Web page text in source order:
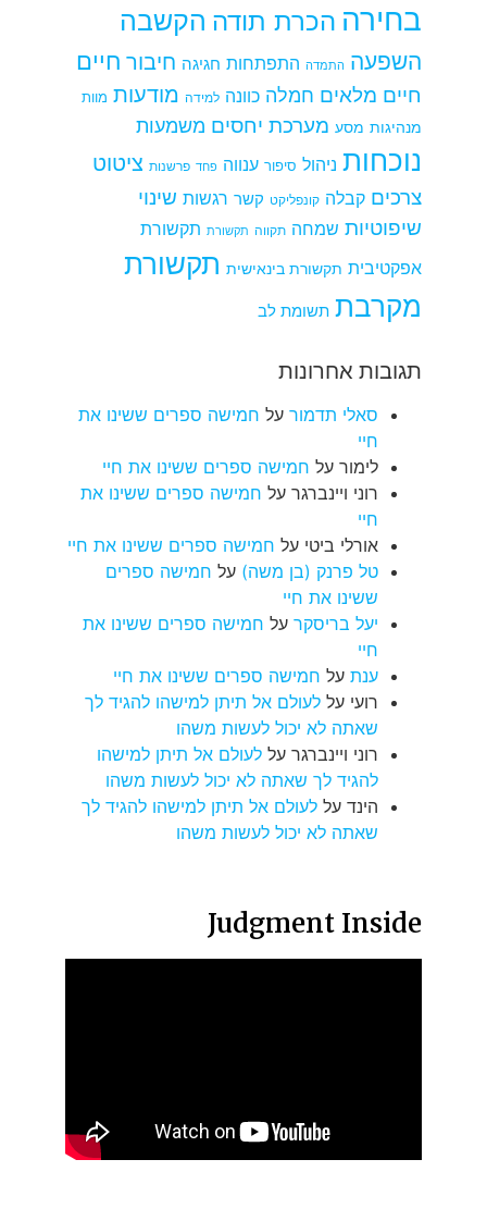
בחירה הכרת תודה הקשבה
השפעה התמדה התפתחות חגיגה חיבור חיים
חיים מלאים חמלה כוונה למידה מודעות מוות
מנהיגות מסע מערכת יחסים משמעות
נוכחות ניהול סיפור ענווה פחד פרשנות ציטוט
צרכים קבלה קונפליקט קשר רגשות שינוי
שיפוטיות שמחה תקווה תקשורת תקשורת
אפקטיבית תקשורת בינאישית תקשורת
מקרבת תשומת לב
תגובות אחרונות
סאלי תדמור על חמישה ספרים ששינו את
חיי
לימור על חמישה ספרים ששינו את חיי
רוני ויינברגר על חמישה ספרים ששינו את
חיי
אורלי ביטי על חמישה ספרים ששינו את חיי
טל פרנק (בן משה) על חמישה ספרים
ששינו את חיי
יעל בריסקר על חמישה ספרים ששינו את
חיי
ענת על חמישה ספרים ששינו את חיי
רועי על לעולם אל תיתן למישהו להגיד לך
שאתה לא יכול לעשות משהו
רוני ויינברגר על לעולם אל תיתן למישהו
להגיד לך שאתה לא יכול לעשות משהו
הינד על לעולם אל תיתן למישהו להגיד לך
שאתה לא יכול לעשות משהו
Judgment Inside